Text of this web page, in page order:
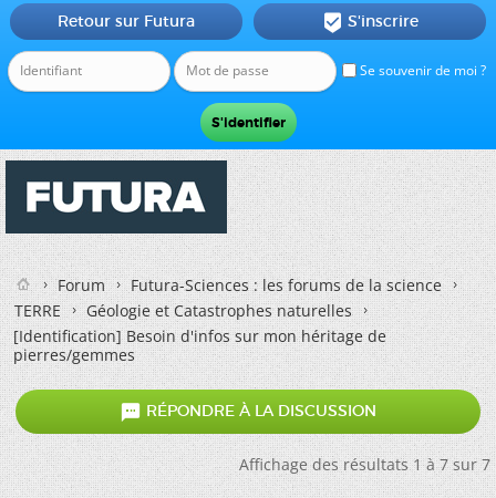
Se souvenir de moi ?
Retour sur Futura  S'inscrire
Forum
Futura-Sciences : les forums de la science
TERRE
Géologie et Catastrophes naturelles
[Identification] Besoin d'infos sur mon héritage de
pierres/gemmes
 RÉPONDRE À LA DISCUSSION
Affichage des résultats 1 à 7 sur 7